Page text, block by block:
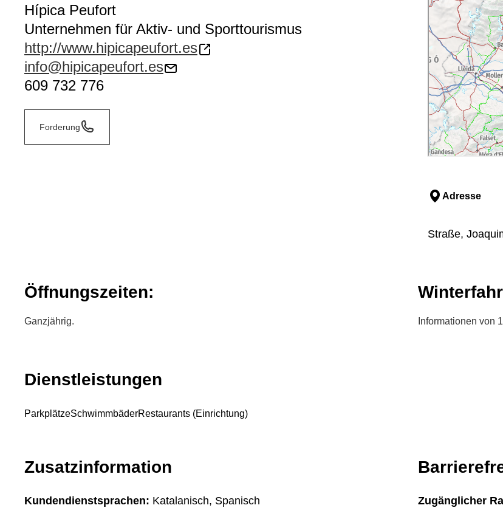
Hípica Peufort
Unternehmen für Aktiv- und Sporttourismus
http://www.hipicapeufort.es
info@hipicapeufort.es
609 732 776
Forderung
Adresse
Straße,
Öffnungszeiten:
Ganzjährig. Informationen von
Dienstleistungen
ParkplätzeSchwimmbäderRestaurants (Einrichtung)
Zusatzinformation
Kundendienstsprachen: Katalanisch, Spanisch
Zugänglicher